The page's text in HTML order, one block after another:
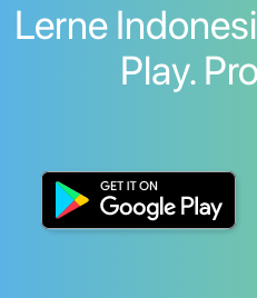
Lerne
Play.